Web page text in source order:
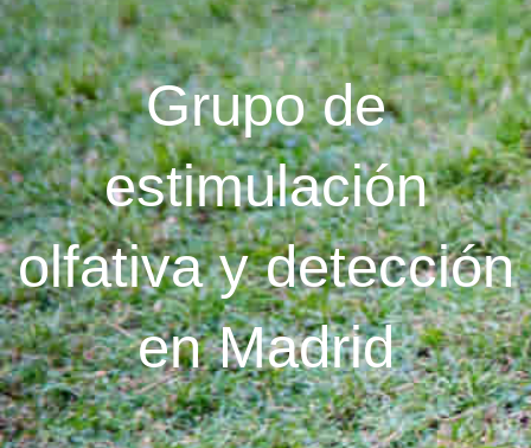
Grupo de
estimulación
olfativa y detección
en Madrid